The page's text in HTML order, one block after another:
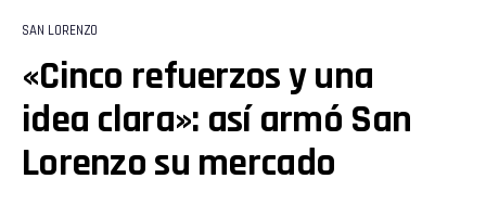
SAN LORENZO
«Cinco refuerzos y una
idea clara»: así armó San
Lorenzo su mercado